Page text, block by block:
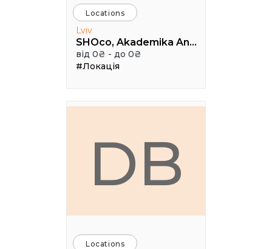
Locations
Lviv
SHOco, Akademika Andriya Sakharova Street, Lviv, Lviv Oblast, Ukraine
від 0₴ - до 0₴
#Локація
DB
Locations